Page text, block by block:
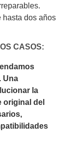
hasta dos años
CASOS:
Una
la
original del